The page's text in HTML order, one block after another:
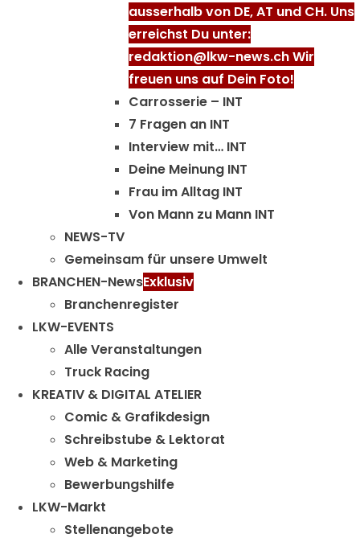
ausserhalb von DE, AT und CH. Uns
erreichst Du unter:
redaktion@lkw-news.ch Wir
freuen uns auf Dein Foto!
Carrosserie – INT
7 Fragen an INT
Interview mit… INT
Deine Meinung INT
Frau im Alltag INT
Von Mann zu Mann INT
NEWS-TV
Gemeinsam für unsere Umwelt
BRANCHEN-NewsExklusiv
Branchenregister
LKW-EVENTS
Alle Veranstaltungen
Truck Racing
KREATIV & DIGITAL ATELIER
Comic & Grafikdesign
Schreibstube & Lektorat
Web & Marketing
Bewerbungshilfe
LKW-Markt
Stellenangebote